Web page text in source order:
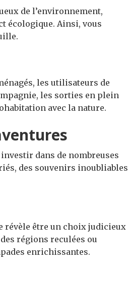
de l’environnement,
écologique. Ainsi, vous
les utilisateurs de
les sorties en plein
avec la nature.
investir dans de nombreuses
des souvenirs inoubliables
révèle être un choix judicieux
régions reculées ou
enrichissantes.